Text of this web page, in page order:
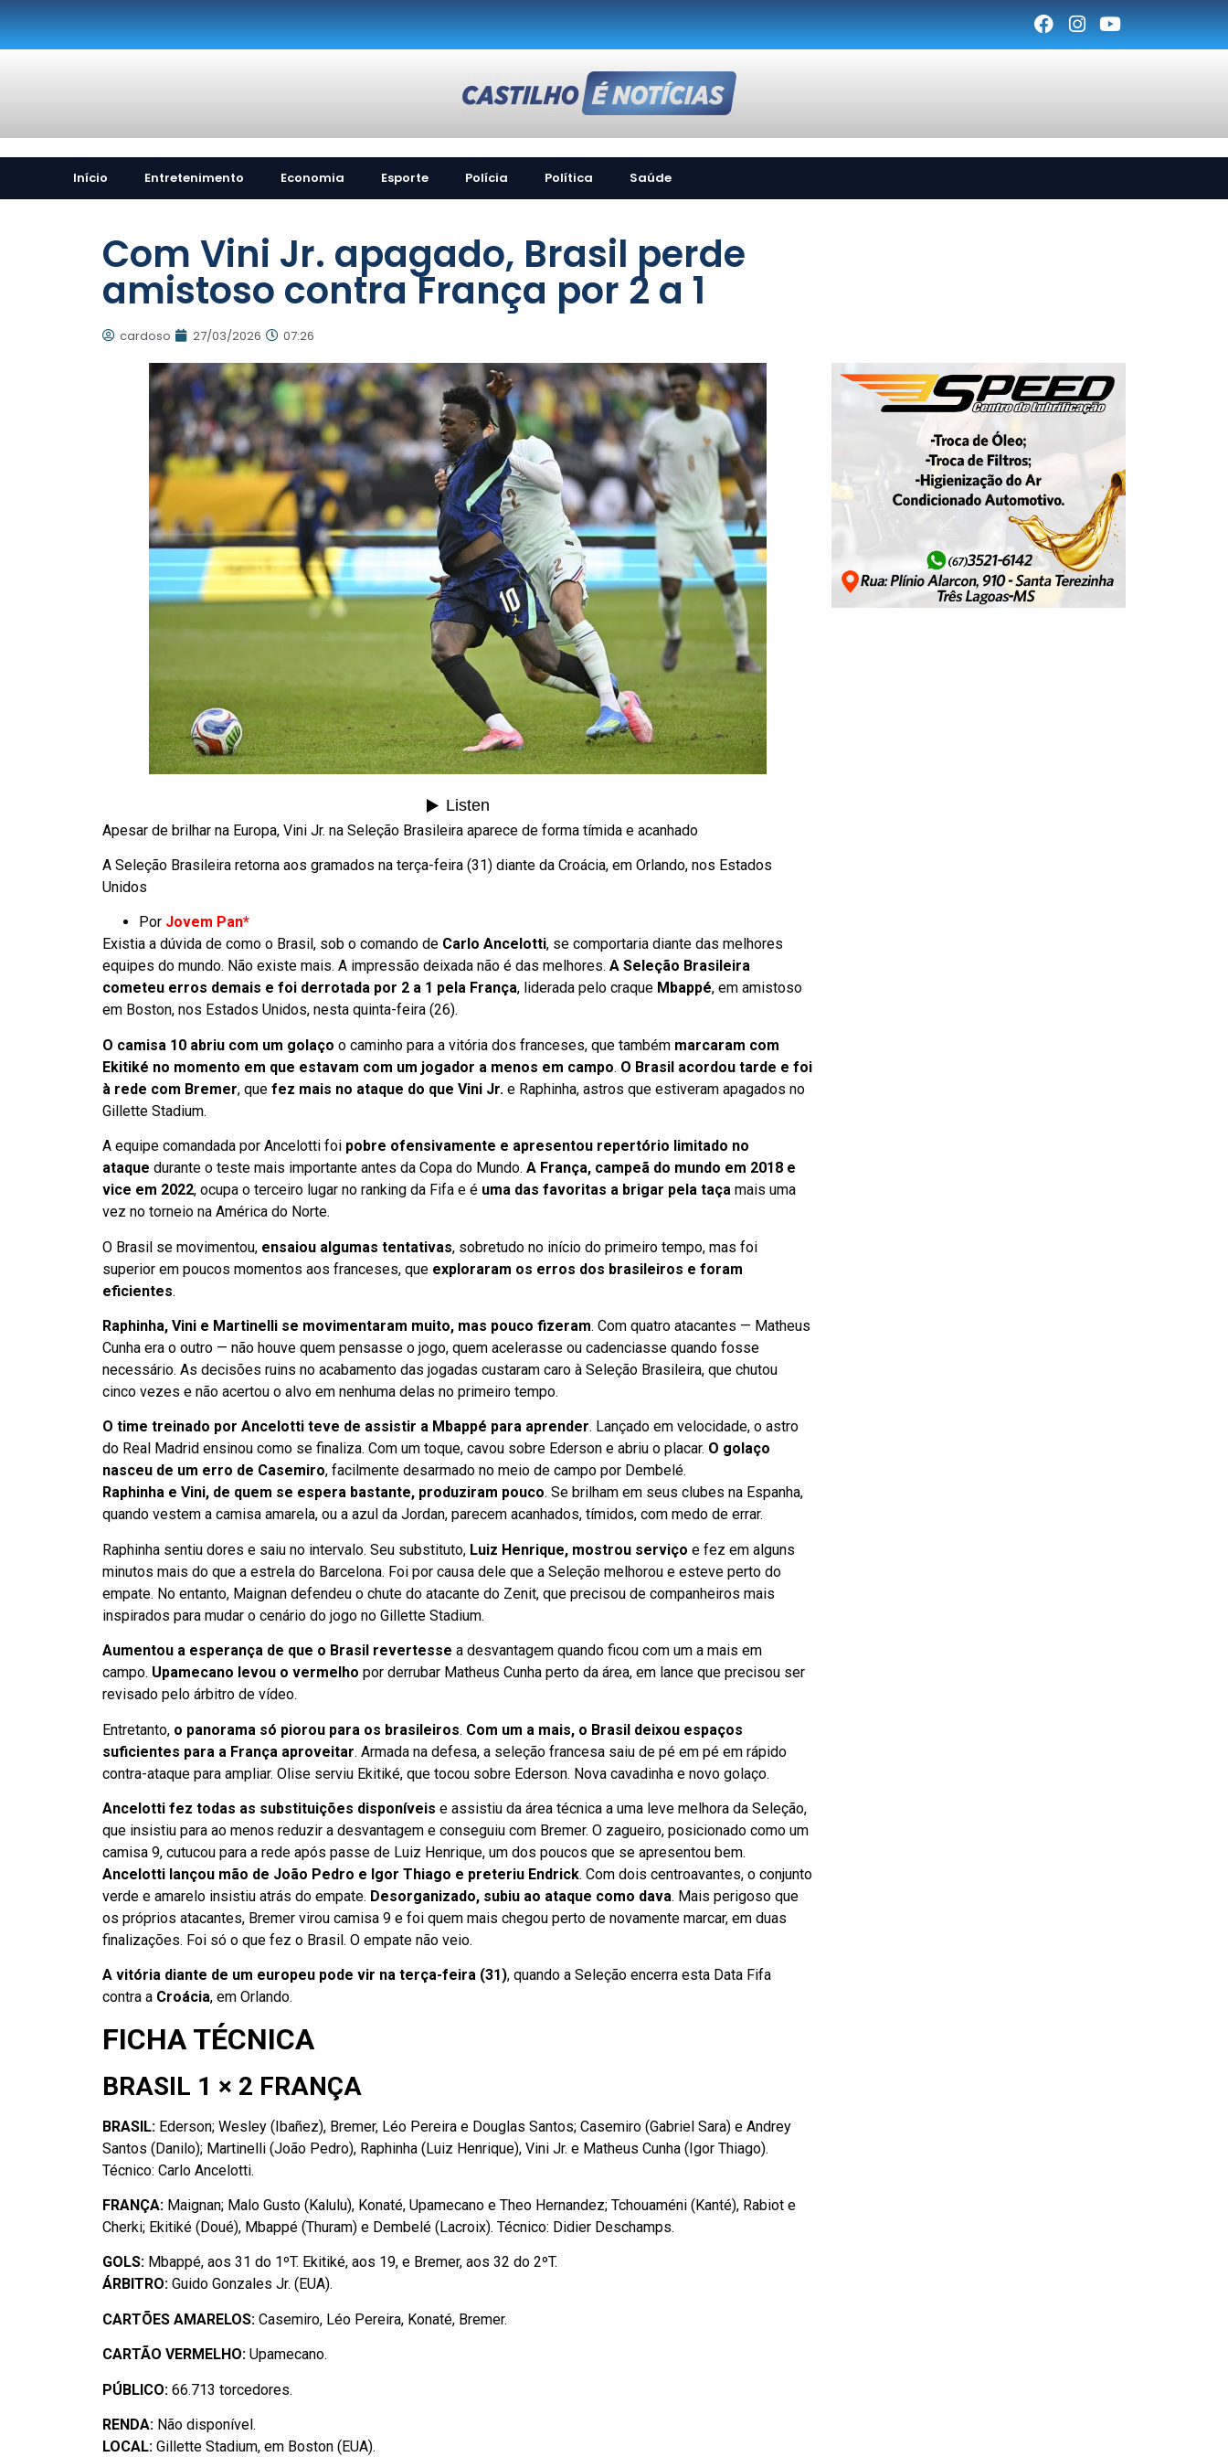
Início Entretenimento Economia Esporte Polícia Política Saúde
Com Vini Jr. apagado, Brasil perde
amistoso contra França por 2 a 1
cardoso 27/03/2026 07:26
Apesar de brilhar na Europa, Vini Jr. na Seleção Brasileira aparece de forma tímida e acanhado
A Seleção Brasileira retorna aos gramados na terça-feira (31) diante da Croácia, em Orlando, nos Estados
Unidos
Por Jovem Pan*
Existia a dúvida de como o Brasil, sob o comando de Carlo Ancelotti, se comportaria diante das melhores
equipes do mundo. Não existe mais. A impressão deixada não é das melhores. A Seleção Brasileira
cometeu erros demais e foi derrotada por 2 a 1 pela França, liderada pelo craque Mbappé, em amistoso
em Boston, nos Estados Unidos, nesta quinta-feira (26).
O camisa 10 abriu com um golaço o caminho para a vitória dos franceses, que também marcaram com
Ekitiké no momento em que estavam com um jogador a menos em campo. O Brasil acordou tarde e foi
à rede com Bremer, que fez mais no ataque do que Vini Jr. e Raphinha, astros que estiveram apagados no
Gillette Stadium.
A equipe comandada por Ancelotti foi pobre ofensivamente e apresentou repertório limitado no
ataque durante o teste mais importante antes da Copa do Mundo. A França, campeã do mundo em 2018 e
vice em 2022, ocupa o terceiro lugar no ranking da Fifa e é uma das favoritas a brigar pela taça mais uma
vez no torneio na América do Norte.
O Brasil se movimentou, ensaiou algumas tentativas, sobretudo no início do primeiro tempo, mas foi
superior em poucos momentos aos franceses, que exploraram os erros dos brasileiros e foram
eficientes.
Raphinha, Vini e Martinelli se movimentaram muito, mas pouco fizeram. Com quatro atacantes — Matheus
Cunha era o outro — não houve quem pensasse o jogo, quem acelerasse ou cadenciasse quando fosse
necessário. As decisões ruins no acabamento das jogadas custaram caro à Seleção Brasileira, que chutou
cinco vezes e não acertou o alvo em nenhuma delas no primeiro tempo.
O time treinado por Ancelotti teve de assistir a Mbappé para aprender. Lançado em velocidade, o astro
do Real Madrid ensinou como se finaliza. Com um toque, cavou sobre Ederson e abriu o placar. O golaço
nasceu de um erro de Casemiro, facilmente desarmado no meio de campo por Dembelé.
Raphinha e Vini, de quem se espera bastante, produziram pouco. Se brilham em seus clubes na Espanha,
quando vestem a camisa amarela, ou a azul da Jordan, parecem acanhados, tímidos, com medo de errar.
Raphinha sentiu dores e saiu no intervalo. Seu substituto, Luiz Henrique, mostrou serviço e fez em alguns
minutos mais do que a estrela do Barcelona. Foi por causa dele que a Seleção melhorou e esteve perto do
empate. No entanto, Maignan defendeu o chute do atacante do Zenit, que precisou de companheiros mais
inspirados para mudar o cenário do jogo no Gillette Stadium.
Aumentou a esperança de que o Brasil revertesse a desvantagem quando ficou com um a mais em
campo. Upamecano levou o vermelho por derrubar Matheus Cunha perto da área, em lance que precisou ser
revisado pelo árbitro de vídeo.
Entretanto, o panorama só piorou para os brasileiros. Com um a mais, o Brasil deixou espaços
suficientes para a França aproveitar. Armada na defesa, a seleção francesa saiu de pé em pé em rápido
contra-ataque para ampliar. Olise serviu Ekitiké, que tocou sobre Ederson. Nova cavadinha e novo golaço.
Ancelotti fez todas as substituições disponíveis e assistiu da área técnica a uma leve melhora da Seleção,
que insistiu para ao menos reduzir a desvantagem e conseguiu com Bremer. O zagueiro, posicionado como um
camisa 9, cutucou para a rede após passe de Luiz Henrique, um dos poucos que se apresentou bem.
Ancelotti lançou mão de João Pedro e Igor Thiago e preteriu Endrick. Com dois centroavantes, o conjunto
verde e amarelo insistiu atrás do empate. Desorganizado, subiu ao ataque como dava. Mais perigoso que
os próprios atacantes, Bremer virou camisa 9 e foi quem mais chegou perto de novamente marcar, em duas
finalizações. Foi só o que fez o Brasil. O empate não veio.
A vitória diante de um europeu pode vir na terça-feira (31), quando a Seleção encerra esta Data Fifa
contra a Croácia, em Orlando.
FICHA TÉCNICA
BRASIL 1 × 2 FRANÇA
BRASIL: Ederson; Wesley (Ibañez), Bremer, Léo Pereira e Douglas Santos; Casemiro (Gabriel Sara) e Andrey
Santos (Danilo); Martinelli (João Pedro), Raphinha (Luiz Henrique), Vini Jr. e Matheus Cunha (Igor Thiago).
Técnico: Carlo Ancelotti.
FRANÇA: Maignan; Malo Gusto (Kalulu), Konaté, Upamecano e Theo Hernandez; Tchouaméni (Kanté), Rabiot e
Cherki; Ekitiké (Doué), Mbappé (Thuram) e Dembelé (Lacroix). Técnico: Didier Deschamps.
GOLS: Mbappé, aos 31 do 1ºT. Ekitiké, aos 19, e Bremer, aos 32 do 2ºT.
ÁRBITRO: Guido Gonzales Jr. (EUA).
CARTÕES AMARELOS: Casemiro, Léo Pereira, Konaté, Bremer.
CARTÃO VERMELHO: Upamecano.
PÚBLICO: 66.713 torcedores.
RENDA: Não disponível.
LOCAL: Gillette Stadium, em Boston (EUA).